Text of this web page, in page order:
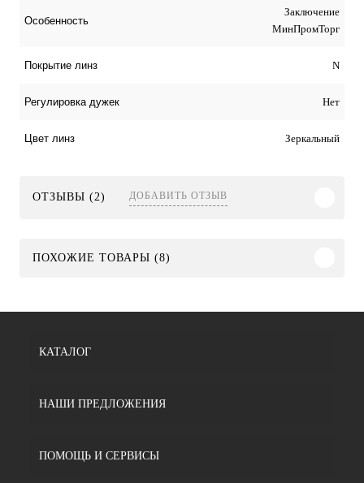
Особенность
Заключение
МинПромТорг
Покрытие линз N
Регулировка дужек Нет
Цвет линз Зеркальный
ОТЗЫВЫ (2) ДОБАВИТЬ ОТЗЫВ
ПОХОЖИЕ ТОВАРЫ (8)
КАТАЛОГ
НАШИ ПРЕДЛОЖЕНИЯ
ПОМОЩЬ И СЕРВИСЫ